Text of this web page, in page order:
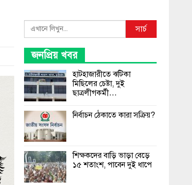
Search সার্চ
জনপ্রিয় খবর
হাটহাজারীতে ঝটিকা
মিছিলের চেষ্টা, দুই
ছাত্রলীগকর্মী…
নির্বাচন ঠেকাতে কারা সক্রিয়?
শিক্ষকদের বাড়ি ভাড়া বেড়ে
১৫ শতাংশ, পাবেন দুই ধাপে